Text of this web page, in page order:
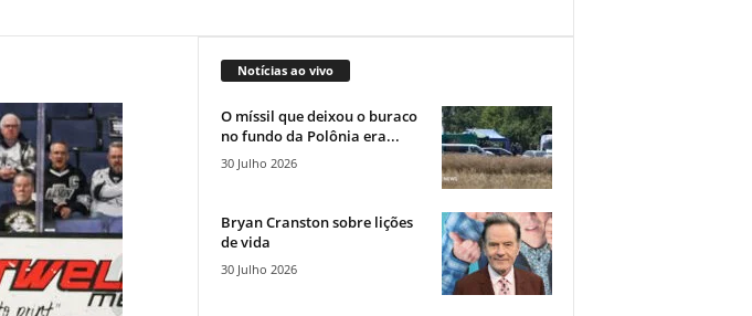
Notícias ao vivo
O míssil que deixou o buraco
no fundo da Polônia era...
30 Julho 2026
Bryan Cranston sobre lições
de vida
30 Julho 2026